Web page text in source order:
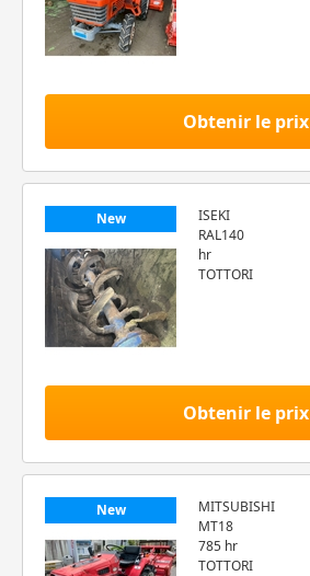
Obtenir le prix
New
ISEKI
RAL140
hr
TOTTORI
Obtenir le prix
New
MITSUBISHI
MT18
785 hr
TOTTORI